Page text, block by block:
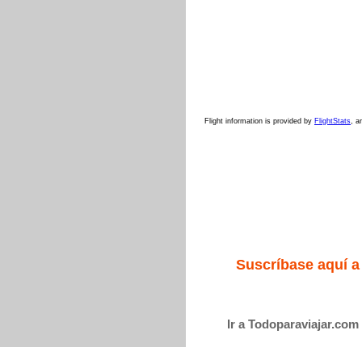
Flight information is provided by FlightStats,
Suscríbase aquí
Ir a